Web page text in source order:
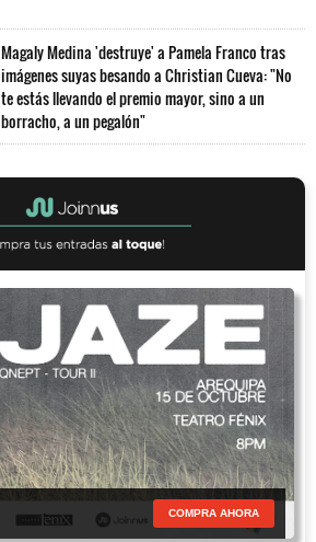
Magaly Medina 'destruye' a Pamela Franco tras
imágenes suyas besando a Christian Cueva: "No
te estás llevando el premio mayor, sino a un
borracho, a un pegalón"
COMPRA AHORA